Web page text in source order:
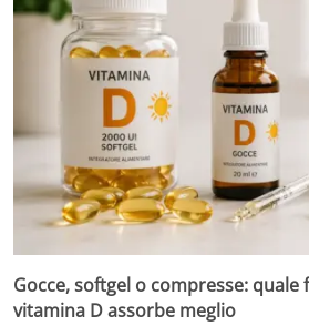
Gocce, softgel o compresse:
vitamina D assorbe meglio